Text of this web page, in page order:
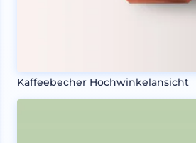
Kaffeebecher Hochwinkelansicht